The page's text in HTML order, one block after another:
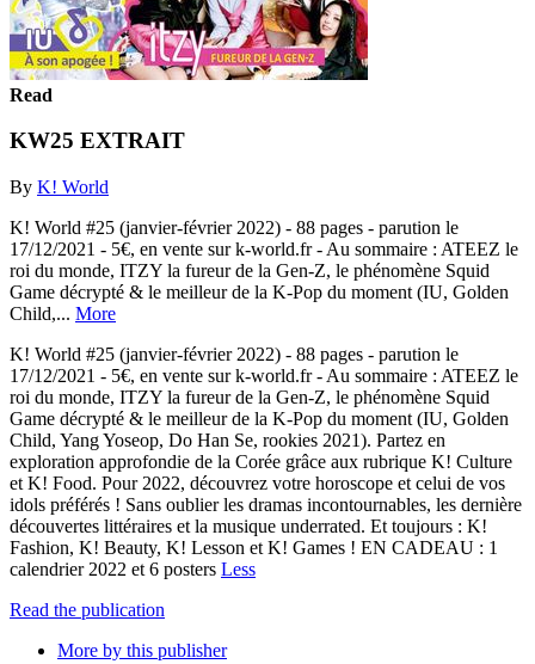
Read
KW25 EXTRAIT
By K! World
K! World #25 (janvier-février 2022) - 88 pages - parution le
17/12/2021 - 5€, en vente sur k-world.fr - Au sommaire : ATEEZ le
roi du monde, ITZY la fureur de la Gen-Z, le phénomène Squid
Game décrypté & le meilleur de la K-Pop du moment (IU, Golden
Child,... More
K! World #25 (janvier-février 2022) - 88 pages - parution le
17/12/2021 - 5€, en vente sur k-world.fr - Au sommaire : ATEEZ le
roi du monde, ITZY la fureur de la Gen-Z, le phénomène Squid
Game décrypté & le meilleur de la K-Pop du moment (IU, Golden
Child, Yang Yoseop, Do Han Se, rookies 2021). Partez en
exploration approfondie de la Corée grâce aux rubrique K! Culture
et K! Food. Pour 2022, découvrez votre horoscope et celui de vos
idols préférés ! Sans oublier les dramas incontournables, les dernière
découvertes littéraires et la musique underrated. Et toujours : K!
Fashion, K! Beauty, K! Lesson et K! Games ! EN CADEAU : 1
calendrier 2022 et 6 posters Less
Read the publication
More by this publisher